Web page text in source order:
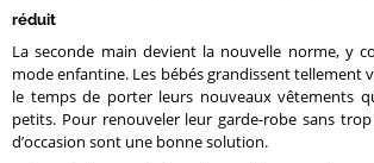
réduit
La seconde main devient la nouvelle norme, y
mode enfantine. Les bébés grandissent tellement
le temps de porter leurs nouveaux vêtements
petits. Pour renouveler leur garde-robe sans
d’occasion sont une bonne solution.